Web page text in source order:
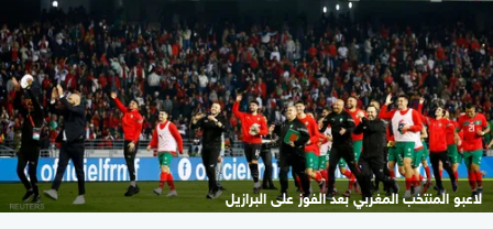
لاعبو المنتخب المغربي بعد الفوز على البرازيل